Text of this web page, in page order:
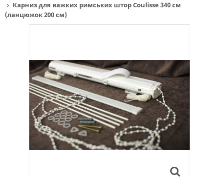
Карниз для важких римських штор Coulisse 340 см
(ланцюжок 200 см)